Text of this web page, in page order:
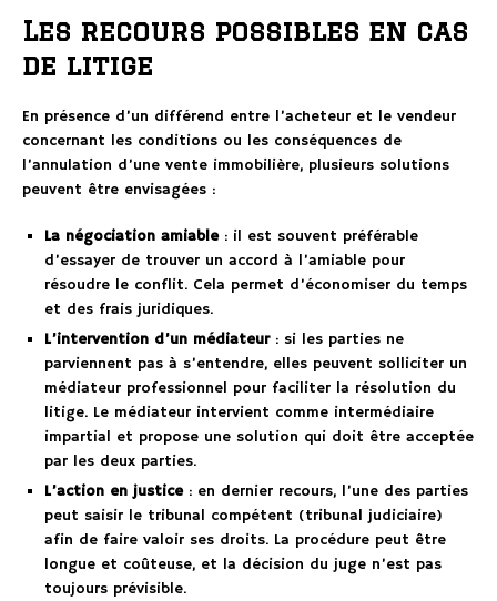
Les recours possibles en cas
de litige
En présence d’un différend entre l’acheteur et le vendeur
concernant les conditions ou les conséquences de
l’annulation d’une vente immobilière, plusieurs solutions
peuvent être envisagées :
La négociation amiable: il est souvent préférable
d’essayer de trouver un accord à l’amiable pour
résoudre le conflit. Cela permet d’économiser du temps
et des frais juridiques.
L’intervention d’un médiateur: si les parties ne
parviennent pas à s’entendre, elles peuvent solliciter un
médiateur professionnel pour faciliter la résolution du
litige. Le médiateur intervient comme intermédiaire
impartial et propose une solution qui doit être acceptée
par les deux parties.
L’action en justice: en dernier recours, l’une des parties
peut saisir le tribunal compétent (tribunal judiciaire)
afin de faire valoir ses droits. La procédure peut être
longue et coûteuse, et la décision du juge n’est pas
toujours prévisible.